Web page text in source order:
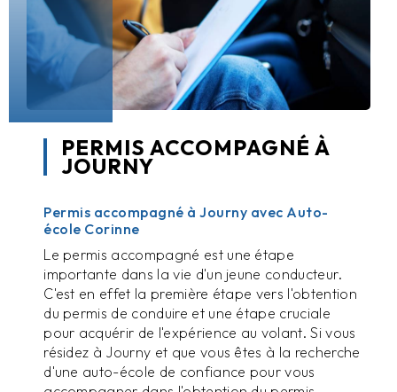
PERMIS ACCOMPAGNÉ À
JOURNY
Permis accompagné à Journy avec Auto-
école Corinne
Le permis accompagné est une étape
importante dans la vie d'un jeune conducteur.
C'est en effet la première étape vers l'obtention
du permis de conduire et une étape cruciale
pour acquérir de l'expérience au volant. Si vous
résidez à Journy et que vous êtes à la recherche
d'une auto-école de confiance pour vous